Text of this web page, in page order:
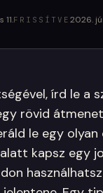
11.FRISSÍTVE 2026.
írd le a
rövid
le egy olyan
kapsz egy